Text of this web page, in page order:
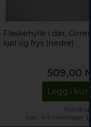
Flaskehylle i dør,
kjøl og frys (nedre)
509,00
Legg i
(Lev. 4-6 virkedager.